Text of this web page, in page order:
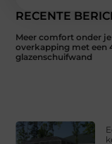
RECENTE
Meer comfort onder je
overkapping met een
glazenschuifwand